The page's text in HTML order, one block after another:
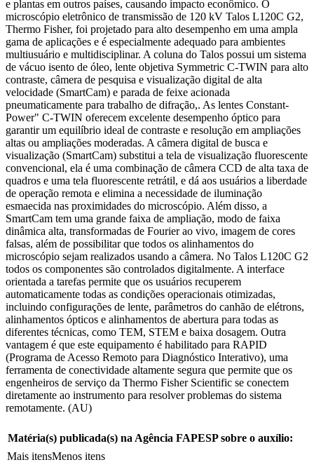
e plantas em outros países, causando impacto econômico. O
microscópio eletrônico de transmissão de 120 kV Talos L120C G2,
Thermo Fisher, foi projetado para alto desempenho em uma ampla
gama de aplicações e é especialmente adequado para ambientes
multiusuário e multidisciplinar. A coluna do Talos possui um sistema
de vácuo isento de óleo, lente objetiva Symmetric C-TWIN para alto
contraste, câmera de pesquisa e visualização digital de alta
velocidade (SmartCam) e parada de feixe acionada
pneumaticamente para trabalho de difração,. As lentes Constant-
Power" C-TWIN oferecem excelente desempenho óptico para
garantir um equilíbrio ideal de contraste e resolução em ampliações
altas ou ampliações moderadas. A câmera digital de busca e
visualização (SmartCam) substitui a tela de visualização fluorescente
convencional, ela é uma combinação de câmera CCD de alta taxa de
quadros e uma tela fluorescente retrátil, e dá aos usuários a liberdade
de operação remota e elimina a necessidade de iluminação
esmaecida nas proximidades do microscópio. Além disso, a
SmartCam tem uma grande faixa de ampliação, modo de faixa
dinâmica alta, transformadas de Fourier ao vivo, imagem de cores
falsas, além de possibilitar que todos os alinhamentos do
microscópio sejam realizados usando a câmera. No Talos L120C G2
todos os componentes são controlados digitalmente. A interface
orientada a tarefas permite que os usuários recuperem
automaticamente todas as condições operacionais otimizadas,
incluindo configurações de lente, parâmetros do canhão de elétrons,
alinhamentos ópticos e alinhamentos de abertura para todas as
diferentes técnicas, como TEM, STEM e baixa dosagem. Outra
vantagem é que este equipamento é habilitado para RAPID
(Programa de Acesso Remoto para Diagnóstico Interativo), uma
ferramenta de conectividade altamente segura que permite que os
engenheiros de serviço da Thermo Fisher Scientific se conectem
diretamente ao instrumento para resolver problemas do sistema
remotamente. (AU)
Matéria(s) publicada(s) na Agência FAPESP sobre o auxílio:
Mais itensMenos itens